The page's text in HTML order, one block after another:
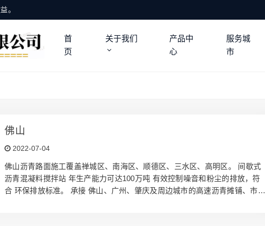
。
首
页
关于我们
产品中
心
服务城
市
佛山
2022-07-04
佛山沥青路面施工覆盖禅城区、南海区、顺德区、三水区、高明区。 间歇式
沥青混凝料搅拌站 年生产能力可达100万吨 有效控制噪音和粉尘的排放，符
合 环保排放标准。 承接 佛山、广州、肇庆及周边城市的高速沥青摊铺、市政